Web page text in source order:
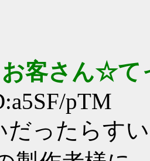
お客さん☆て
pTM
だったらす